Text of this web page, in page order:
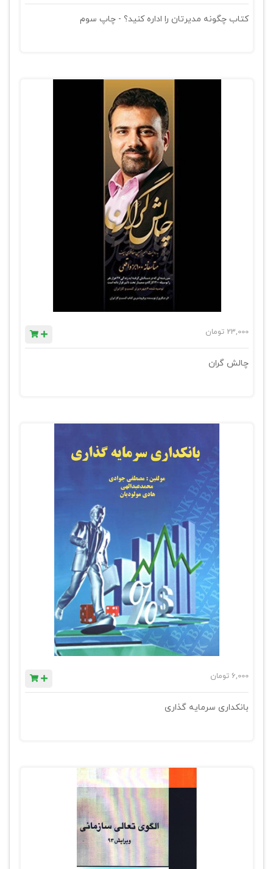
کتاب چگونه مدیرتان را اداره کنید؟ - چاپ سوم
23,000 تومان
چالش گران
6,000 تومان
بانکداری سرمایه گذاری